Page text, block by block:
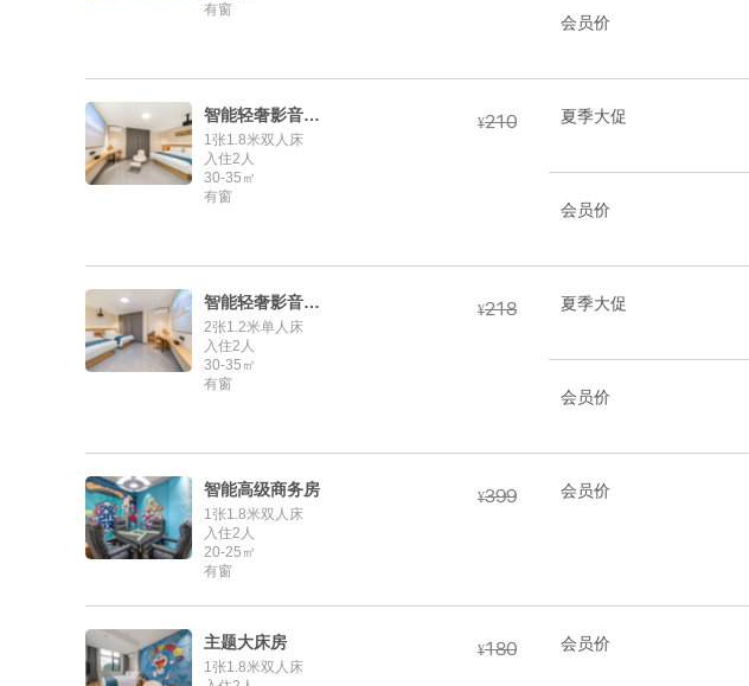
有窗
会员价
智能轻奢影音大床房
1张1.8米双人床
入住2人
30-35㎡
有窗
¥ 夏季大促
会员价
智能轻奢影音双床房
2张1.2米单人床
入住2人
30-35㎡
有窗
¥ 夏季大促
会员价
智能高级商务房
1张1.8米双人床
入住2人
20-25㎡
有窗
¥ 会员价
主题大床房
1张1.8米双人床
¥ 会员价